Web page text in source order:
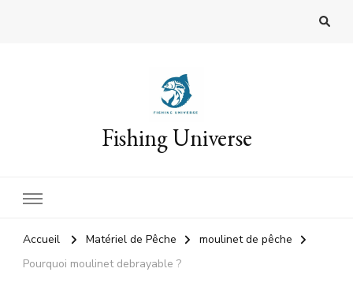
Fishing Universe
Accueil Matériel de Pêche
moulinet de pêche
Pourquoi moulinet debrayable ?